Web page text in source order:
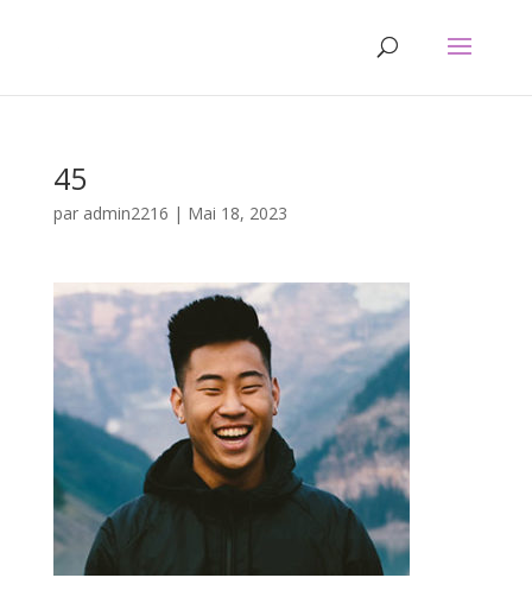
45
par admin2216 | Mai 18, 2023